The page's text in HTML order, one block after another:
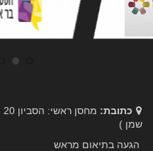
כתובת:
שמן )
הגעה בתיאום מראש